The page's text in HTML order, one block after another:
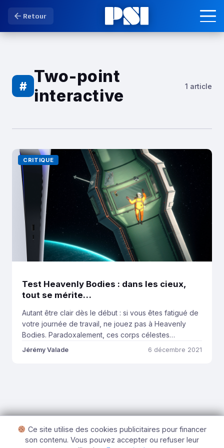
Retour
# Two-point
interactive
1 article
CRITIQUE
Test Heavenly Bodies : dans les cieux,
tout se mérite…
Autant être clair dès le début : si vous êtes fatigué de
votre journée de travail, ne jouez pas à Heavenly
Bodies. Paradoxalement, ces corps célestes
dégagent parfois quelque chose d’incroyablement
Jérémy Valade 6 décembre 2021
Ce site utilise des cookies publicitaires pour financer
son contenu. Vous pouvez accepter ou refuser leur